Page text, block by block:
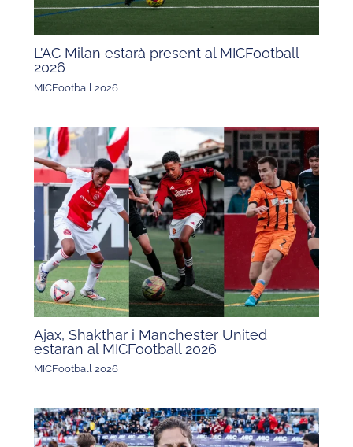
L’AC Milan estarà present al MICFootball
2026
MICFootball 2026
Ajax, Shakthar i Manchester United
estaran al MICFootball 2026
MICFootball 2026